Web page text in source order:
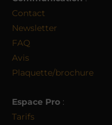
Contact
Newsletter
FAQ
Avis
Plaquette/brochure
Espace Pro :
Tarifs